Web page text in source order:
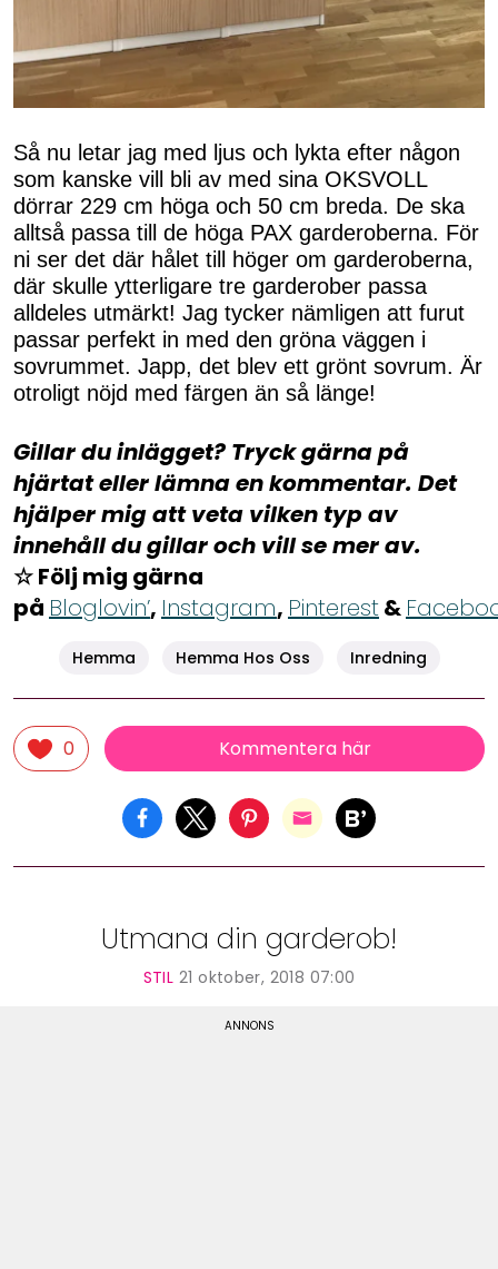
Så nu letar jag med ljus och lykta efter någon
som kanske vill bli av med sina OKSVOLL
dörrar 229 cm höga och 50 cm breda. De ska
alltså passa till de höga PAX garderoberna. För
ni ser det där hålet till höger om garderoberna,
där skulle ytterligare tre garderober passa
alldeles utmärkt! Jag tycker nämligen att furut
passar perfekt in med den gröna väggen i
sovrummet. Japp, det blev ett grönt sovrum. Är
otroligt nöjd med färgen än så länge!
Gillar du inlägget? Tryck gärna på
hjärtat eller lämna en kommentar. Det
hjälper mig att veta vilken typ av
innehåll du gillar och vill se mer av.
☆ Följ mig gärna
på Bloglovin’, Instagram, Pinterest&
Hemma Hemma Hos Oss Inredning
0 Kommentera här
Utmana din garderob!
STIL 21 oktober, 2018 07:00